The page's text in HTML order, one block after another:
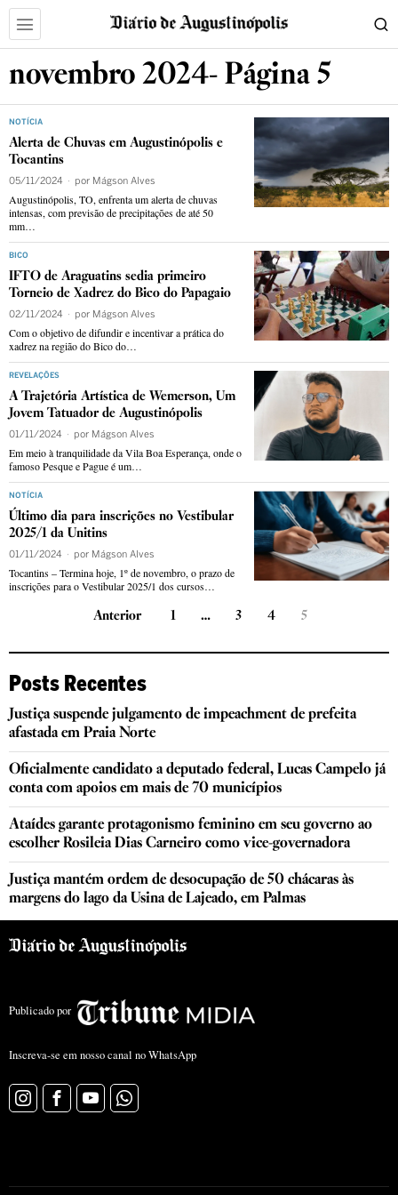
novembro 2024- Página 5
NOTÍCIA
Alerta de Chuvas em Augustinópolis e
Tocantins
05/11/2024 por Mágson Alves
Augustinópolis, TO, enfrenta um alerta de chuvas
intensas, com previsão de precipitações de até 50
mm…
BICO
IFTO de Araguatins sedia primeiro
Torneio de Xadrez do Bico do Papagaio
02/11/2024 por Mágson Alves
Com o objetivo de difundir e incentivar a prática do
xadrez na região do Bico do…
REVELAÇÕES
A Trajetória Artística de Wemerson, Um
Jovem Tatuador de Augustinópolis
01/11/2024 por Mágson Alves
Em meio à tranquilidade da Vila Boa Esperança, onde o
famoso Pesque e Pague é um…
NOTÍCIA
Último dia para inscrições no Vestibular
2025/1 da Unitins
01/11/2024 por Mágson Alves
Tocantins – Termina hoje, 1º de novembro, o prazo de
inscrições para o Vestibular 2025/1 dos cursos…
Anterior 1 … 3 4 5
Posts Recentes
Justiça suspende julgamento de impeachment de prefeita
afastada em Praia Norte
Oficialmente candidato a deputado federal, Lucas Campelo já
conta com apoios em mais de 70 municípios
Ataídes garante protagonismo feminino em seu governo ao
escolher Rosileia Dias Carneiro como vice-governadora
Justiça mantém ordem de desocupação de 50 chácaras às
margens do lago da Usina de Lajeado, em Palmas
Publicado por
Inscreva-se em nosso canal no WhatsApp